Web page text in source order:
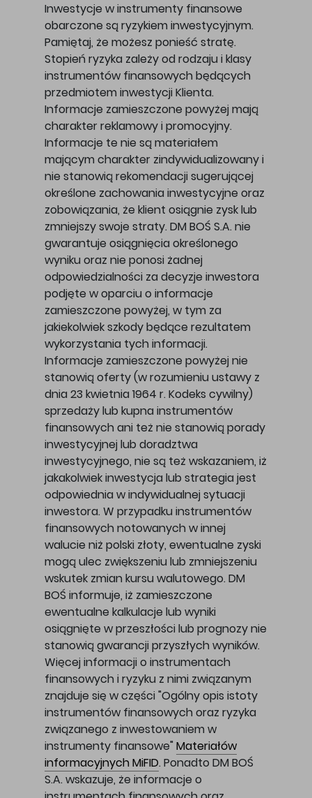
Inwestycje w instrumenty finansowe
obarczone są ryzykiem inwestycyjnym.
Pamiętaj, że możesz ponieść stratę.
Stopień ryzyka zależy od rodzaju i klasy
instrumentów finansowych będących
przedmiotem inwestycji Klienta.
Informacje zamieszczone powyżej mają
charakter reklamowy i promocyjny.
Informacje te nie są materiałem
mającym charakter zindywidualizowany i
nie stanowią rekomendacji sugerującej
określone zachowania inwestycyjne oraz
zobowiązania, że klient osiągnie zysk lub
zmniejszy swoje straty. DM BOŚ S.A. nie
gwarantuje osiągnięcia określonego
wyniku oraz nie ponosi żadnej
odpowiedzialności za decyzje inwestora
podjęte w oparciu o informacje
zamieszczone powyżej, w tym za
jakiekolwiek szkody będące rezultatem
wykorzystania tych informacji.
Informacje zamieszczone powyżej nie
stanowią oferty (w rozumieniu ustawy z
dnia 23 kwietnia 1964 r. Kodeks cywilny)
sprzedaży lub kupna instrumentów
finansowych ani też nie stanowią porady
inwestycyjnej lub doradztwa
inwestycyjnego, nie są też wskazaniem, iż
jakakolwiek inwestycja lub strategia jest
odpowiednia w indywidualnej sytuacji
inwestora. W przypadku instrumentów
finansowych notowanych w innej
walucie niż polski złoty, ewentualne zyski
mogą ulec zwiększeniu lub zmniejszeniu
wskutek zmian kursu walutowego. DM
BOŚ informuje, iż zamieszczone
ewentualne kalkulacje lub wyniki
osiągnięte w przeszłości lub prognozy nie
stanowią gwarancji przyszłych wyników.
Więcej informacji o instrumentach
finansowych i ryzyku z nimi związanym
znajduje się w części "Ogólny opis istoty
instrumentów finansowych oraz ryzyka
związanego z inwestowaniem w
instrumenty finansowe" Materiałów
informacyjnych MiFID. Ponadto DM BOŚ
S.A. wskazuje, że informacje o